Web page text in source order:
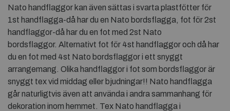
Nato handflaggor kan även sättas i svarta plastfötter för
1st handflagga-då har du en Nato bordsflagga, fot för 2st
handflaggor-då har du en fot med 2st Nato
bordsflaggor. Alternativt fot för 4st handflaggor och då har
du en fot med 4st Nato bordsflaggor i ett snyggt
arrangemang. Olika handflaggor i fot som bordsflaggor är
snyggt tex vid middag eller bjudningar!! Nato handflagga
går naturligtvis även att använda i andra sammanhang för
dekoration inom hemmet. Tex Nato handflagga i